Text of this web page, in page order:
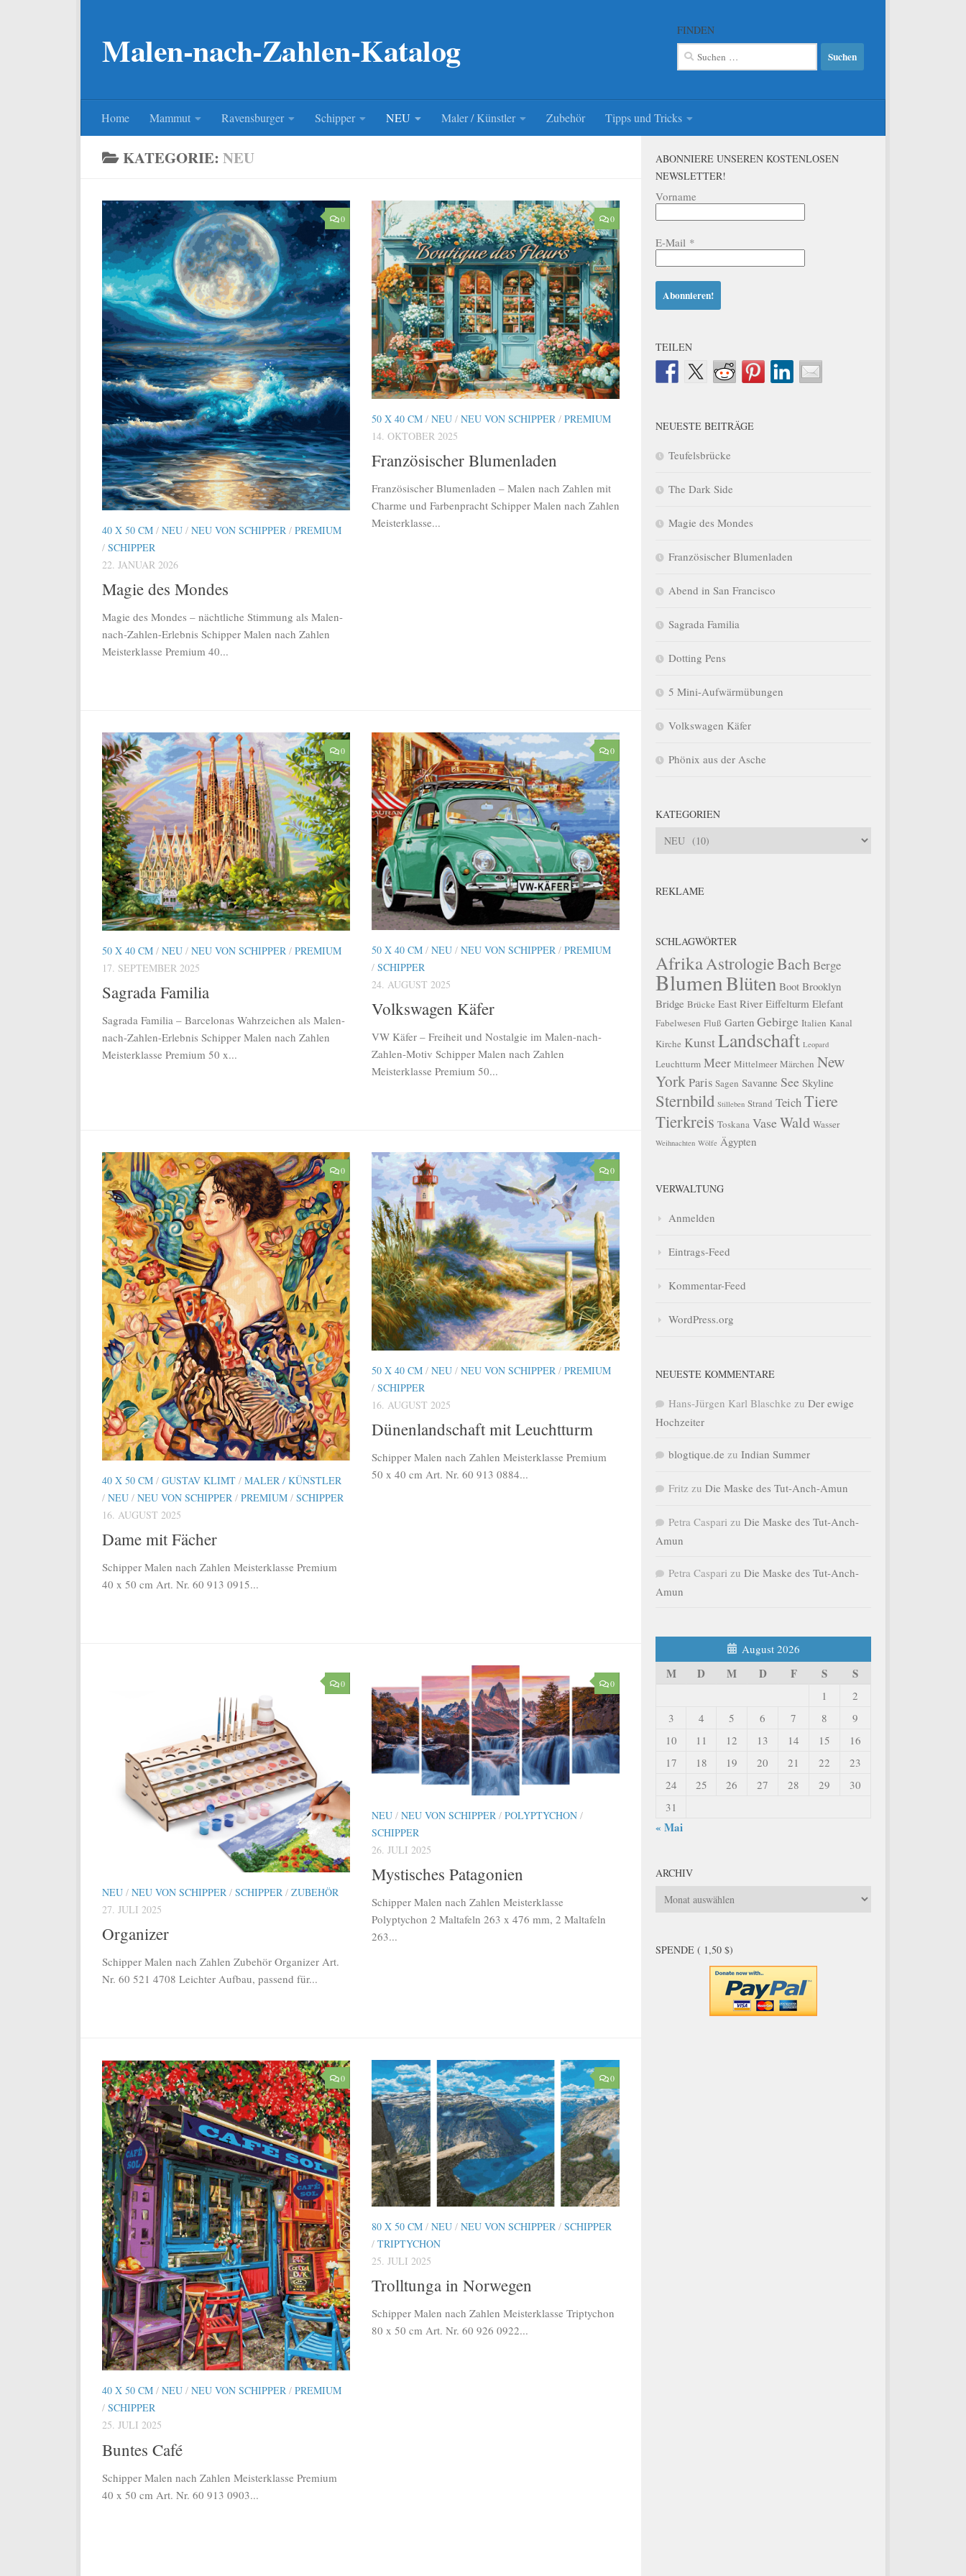
Malen-nach-Zahlen-Katalog FINDEN
Suchen
nach:
Home Mammut Ravensburger Schipper NEU Maler / Künstler Zubehör Tipps und Tricks
KATEGORIE: NEU
0
40 X 50 CM / NEU / NEU VON SCHIPPER / PREMIUM
/ SCHIPPER
22. JANUAR 2026
Magie des Mondes
Magie des Mondes – nächtliche Stimmung als Malen-
nach-Zahlen-Erlebnis Schipper Malen nach Zahlen
Meisterklasse Premium 40...
0
50 X 40 CM / NEU / NEU VON SCHIPPER / PREMIUM
14. OKTOBER 2025
Französischer Blumenladen
Französischer Blumenladen – Malen nach Zahlen mit
Charme und Farbenpracht Schipper Malen nach Zahlen
Meisterklasse...
0
50 X 40 CM / NEU / NEU VON SCHIPPER / PREMIUM
17. SEPTEMBER 2025
Sagrada Familia
Sagrada Familia – Barcelonas Wahrzeichen als Malen-
nach-Zahlen-Erlebnis Schipper Malen nach Zahlen
Meisterklasse Premium 50 x...
0
50 X 40 CM / NEU / NEU VON SCHIPPER / PREMIUM
/ SCHIPPER
24. AUGUST 2025
Volkswagen Käfer
VW Käfer – Freiheit und Nostalgie im Malen-nach-
Zahlen-Motiv Schipper Malen nach Zahlen
Meisterklasse Premium 50...
0
40 X 50 CM / GUSTAV KLIMT / MALER / KÜNSTLER
/ NEU / NEU VON SCHIPPER / PREMIUM / SCHIPPER
16. AUGUST 2025
Dame mit Fächer
Schipper Malen nach Zahlen Meisterklasse Premium
40 x 50 cm Art. Nr. 60 913 0915...
0
50 X 40 CM / NEU / NEU VON SCHIPPER / PREMIUM
/ SCHIPPER
16. AUGUST 2025
Dünenlandschaft mit Leuchtturm
Schipper Malen nach Zahlen Meisterklasse Premium
50 x 40 cm Art. Nr. 60 913 0884...
0
NEU / NEU VON SCHIPPER / SCHIPPER / ZUBEHÖR
27. JULI 2025
Organizer
Schipper Malen nach Zahlen Zubehör Organizer Art.
Nr. 60 521 4708 Leichter Aufbau, passend für...
0
NEU / NEU VON SCHIPPER / POLYPTYCHON /
SCHIPPER
26. JULI 2025
Mystisches Patagonien
Schipper Malen nach Zahlen Meisterklasse
Polyptychon 2 Maltafeln 263 x 476 mm, 2 Maltafeln
263...
0
40 X 50 CM / NEU / NEU VON SCHIPPER / PREMIUM
/ SCHIPPER
25. JULI 2025
Buntes Café
Schipper Malen nach Zahlen Meisterklasse Premium
40 x 50 cm Art. Nr. 60 913 0903...
0
80 X 50 CM / NEU / NEU VON SCHIPPER / SCHIPPER
/ TRIPTYCHON
25. JULI 2025
Trolltunga in Norwegen
Schipper Malen nach Zahlen Meisterklasse Triptychon
80 x 50 cm Art. Nr. 60 926 0922...
ABONNIERE UNSEREN KOSTENLOSEN
NEWSLETTER!
Vorname
E-Mail *
TEILEN
NEUESTE BEITRÄGE
Teufelsbrücke
The Dark Side
Magie des Mondes
Französischer Blumenladen
Abend in San Francisco
Sagrada Familia
Dotting Pens
5 Mini-Aufwärmübungen
Volkswagen Käfer
Phönix aus der Asche
KATEGORIEN
Kategorien
REKLAME
SCHLAGWÖRTER
AfrikaAstrologieBachBerge
BlumenBlüten Boot Brooklyn
Bridge Brücke East River Eiffelturm Elefant
Fabelwesen Fluß Garten Gebirge Italien Kanal
Kirche KunstLandschaft Leopard
Leuchtturm Meer Mittelmeer Märchen New
YorkParis Sagen Savanne See Skyline
Sternbild Stilleben Strand TeichTiere
Tierkreis Toskana VaseWald Wasser
Weihnachten Wölfe Ägypten
VERWALTUNG
Anmelden
Eintrags-Feed
Kommentar-Feed
WordPress.org
NEUESTE KOMMENTARE
Hans-Jürgen Karl Blaschke zu Der ewige
Hochzeiter
blogtique.de zu Indian Summer
Fritz zu Die Maske des Tut-Anch-Amun
Petra Caspari zu Die Maske des Tut-Anch-
Amun
Petra Caspari zu Die Maske des Tut-Anch-
Amun
August 2026
M D M D F S S
1
2
3
4 5 6 7 8
9
10
11 12 13 14 15
16
17
18 19 20 21 22
23
24
25 26 27 28 29
30
31
« Mai
ARCHIV
Archiv
SPENDE ( 1,50 $)